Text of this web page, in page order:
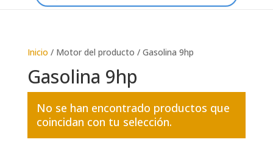
productos
Inicio / Motor del producto / Gasolina 9hp
Gasolina 9hp
No se han encontrado productos que
coincidan con tu selección.